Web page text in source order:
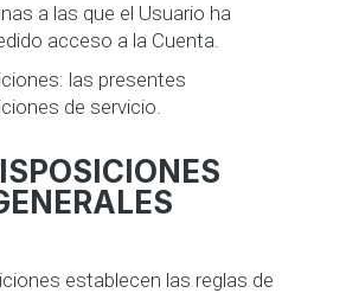
a las que el Usuario ha
acceso a la Cuenta.
las presentes
de servicio.
establecen las reglas de